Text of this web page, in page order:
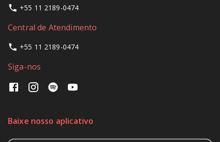
+55 11 2189-0474
Central de Atendimento
+55 11 2189-0474
Siga-nos
Baixe nosso aplicativo